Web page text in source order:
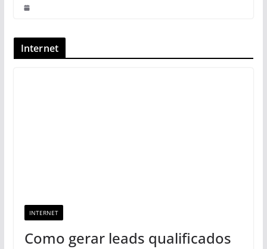
Internet
INTERNET
Como gerar leads qualificados